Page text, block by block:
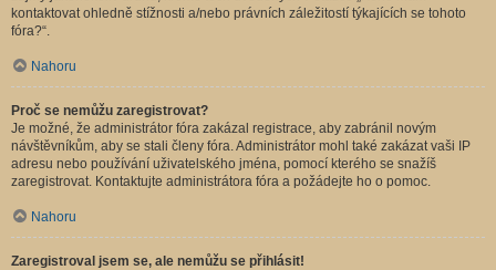
kontaktovat ohledně stížnosti a/nebo právních záležitostí týkajících se tohoto
fóra?“.
Nahoru
Proč se nemůžu zaregistrovat?
Je možné, že administrátor fóra zakázal registrace, aby zabránil novým
návštěvníkům, aby se stali členy fóra. Administrátor mohl také zakázat vaši IP
adresu nebo používání uživatelského jména, pomocí kterého se snažíš
zaregistrovat. Kontaktujte administrátora fóra a požádejte ho o pomoc.
Nahoru
Zaregistroval jsem se, ale nemůžu se přihlásit!